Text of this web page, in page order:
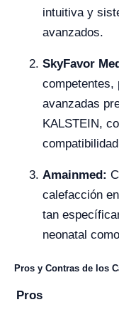
intuitiva y
avanzados.
SkyFavor
competentes,
avanzadas
KALSTEIN,
Amainmed:
calefacción
tan
neonatal
Pros y Contras de los
Pros